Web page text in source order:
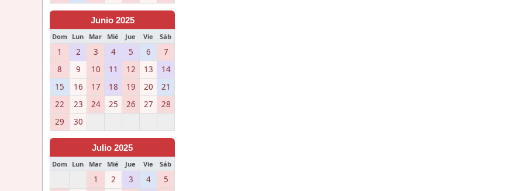
Junio 2025
Dom Lun Mar Mié Jue Vie Sáb
1 2 3 4 5 6
7
8
9 10 11 12 13
14
15
16 17 18 19 20
21
22
23 24 25 26 27
28
29
30
Julio 2025
Dom Lun Mar Mié Jue Vie Sáb
1 2 3 4 5